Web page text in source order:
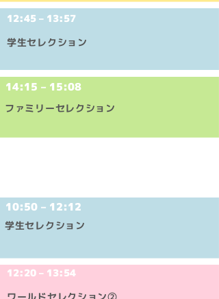
12:45 – 13:57
学生セレクション
14:15 – 15:08
ファミリーセレクション
10:50 – 12:12
学生セレクション
12:20 – 13:54